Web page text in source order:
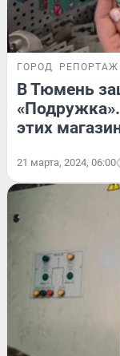
ГОРОД РЕПОРТАЖ
В Тюмень
этих
21 марта, 2024, 06:00